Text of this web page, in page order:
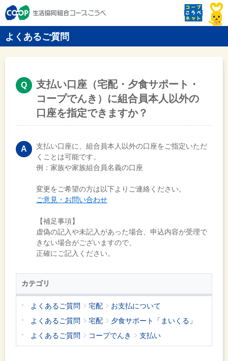
よくあるご質問
支払い口座（宅配・夕食サポート・
コープでんき）に組合員本人以外の
口座を指定できますか？
支払い口座に、組合員本人以外の口座をご指定いただ
くことは可能です。
例：家族や家族組合員名義の口座
変更をご希望の方は以下よりご連絡ください。
ご意見・お問い合わせ
【補足事項】
虚偽の記入や未記入があった場合、申込内容が受理で
きない場合がございますので、
正確にご記入ください。
カテゴリ
よくあるご質問 宅配
お支払について
よくあるご質問
宅配
夕食サポート「まいくる」
よくあるご質問
コープでんき 支払い